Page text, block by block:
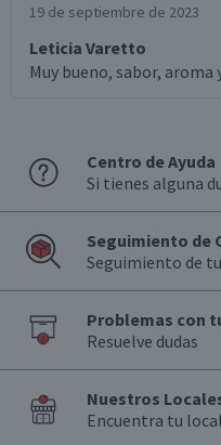
19 de septiembre de 2023
Leticia Varetto
Muy bueno, sabor, aroma
Centro de Ayuda
Si tienes alguna
Seguimiento de
Seguimiento de
Problemas con
Resuelve dudas
Nuestros
Encuentra tu